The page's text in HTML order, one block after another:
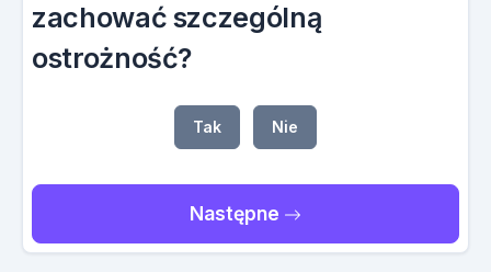
zachować szczególną
ostrożność?
Tak Nie
Następne